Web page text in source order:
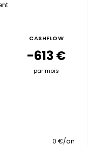
CASHFLOW
-613 €
par mois
0 €/an